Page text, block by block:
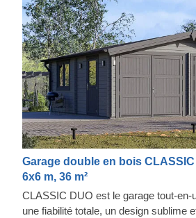
Garage double en bois CLASSIC
6x6 m, 36 m²
CLASSIC DUO est le garage tout-en-
une fiabilité totale, un design sublime